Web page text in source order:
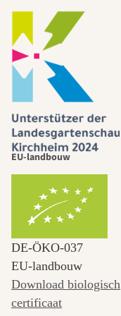
EU-landbouw
DE‑ÖKO‑037
EU-landbouw
Download biologisch
certificaat